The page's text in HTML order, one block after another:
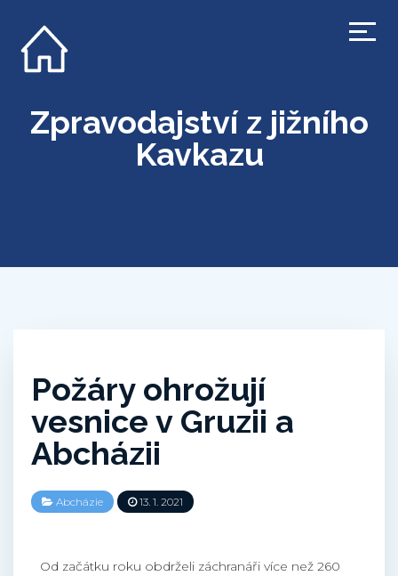
Zpravodajství z jižního
Kavkazu
Požáry ohrožují
vesnice v Gruzii a
Abcházii
Abcházie 13. 1. 2021
Od začátku roku obdrželi záchranáři více než 260